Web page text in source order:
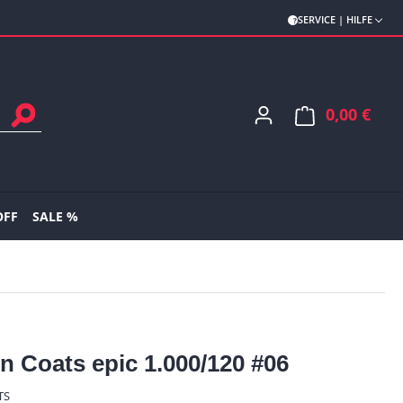
SERVICE | HILFE
0,00 €
SALE %
Coats epic 1.000/120 #06